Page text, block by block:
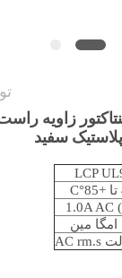
پلاستیک سفید
LCP
1.0A AC